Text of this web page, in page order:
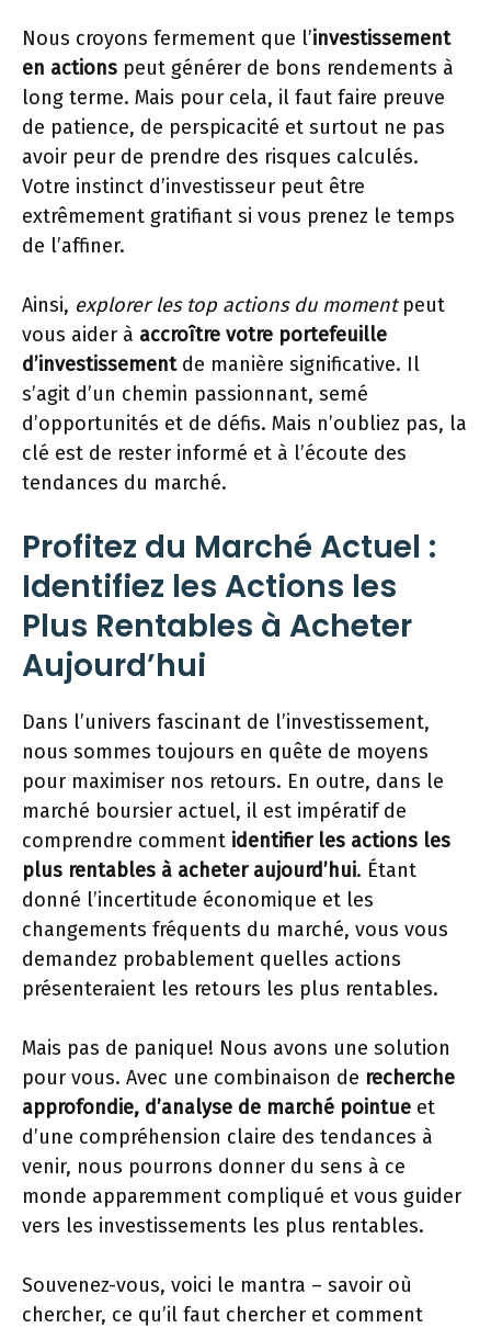
Nous croyons fermement que l’investissement
en actions peut générer de bons rendements à
long terme. Mais pour cela, il faut faire preuve
de patience, de perspicacité et surtout ne pas
avoir peur de prendre des risques calculés.
Votre instinct d’investisseur peut être
extrêmement gratifiant si vous prenez le temps
de l’affiner.
Ainsi, explorer les top actions du momentpeut
vous aider à accroître votre portefeuille
d’investissementde manière significative. Il
s’agit d’un chemin passionnant, semé
d’opportunités et de défis. Mais n’oubliez pas, la
clé est de rester informé et à l’écoute des
tendances du marché.
Profitez du Marché Actuel :
Identifiez les Actions les
Plus Rentables à Acheter
Aujourd’hui
Dans l’univers fascinant de l’investissement,
nous sommes toujours en quête de moyens
pour maximiser nos retours. En outre, dans le
marché boursier actuel, il est impératif de
comprendre comment identifier les actions les
plus rentables à acheter aujourd’hui. Étant
donné l’incertitude économique et les
changements fréquents du marché, vous vous
demandez probablement quelles actions
présenteraient les retours les plus rentables.
Mais pas de panique! Nous avons une solution
pour vous. Avec une combinaison de recherche
approfondie, d’analyse de marché pointue et
d’une compréhension claire des tendances à
venir, nous pourrons donner du sens à ce
monde apparemment compliqué et vous guider
vers les investissements les plus rentables.
Souvenez-vous, voici le mantra – savoir où
chercher, ce qu’il faut chercher et comment